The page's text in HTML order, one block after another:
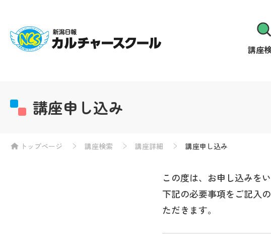
講座
講座申し込み
トップページ 講座検索 講座詳細 講座申し込み
この度は、お申し込みを
下記の必要事項をご記入
ただきます。